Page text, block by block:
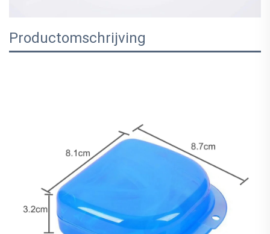
Productomschrijving